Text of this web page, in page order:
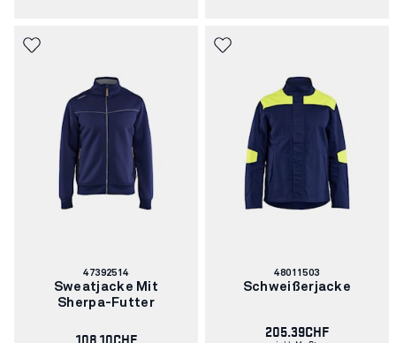
Artikelnummer:
47392514
Sweatjacke Mit
Sherpa-Futter
108.10CHF
Artikelnummer:
48011503
Schweißerjacke
205.39CHF